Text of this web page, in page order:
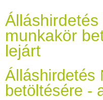
munkakör
lejárt
Álláshirdetés
betöltésére -